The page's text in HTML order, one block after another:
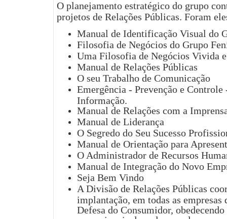
O planejamento estratégico do grupo
projetos de Relações Públicas. Foram
Manual de Identificação Visual do
Filosofia de Negócios do Grupo
Uma Filosofia de Negócios Vivida
Manual de Relações Públicas
O seu Trabalho de Comunicação
Emergência - Prevenção e
Informação.
Manual de Relações com a
Manual de Liderança
O Segredo do Seu Sucesso
Manual de Orientação para
O Administrador de Recursos
Manual de Integração do Novo
Seja Bem Vindo
A Divisão de Relações Públicas
implantação, em todas as empresas
Defesa do Consumidor,